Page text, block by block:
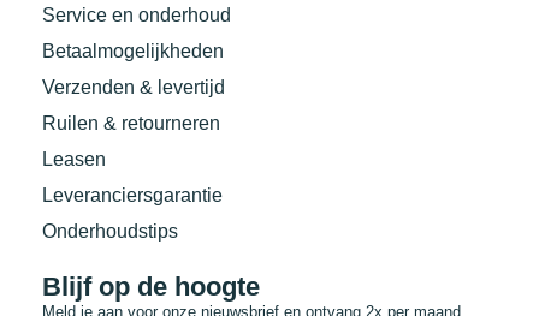
Service en onderhoud
Betaalmogelijkheden
Verzenden & levertijd
Ruilen & retourneren
Leasen
Leveranciersgarantie
Onderhoudstips
Blijf op de hoogte
Meld je aan voor onze nieuwsbrief en ontvang 2x per maand